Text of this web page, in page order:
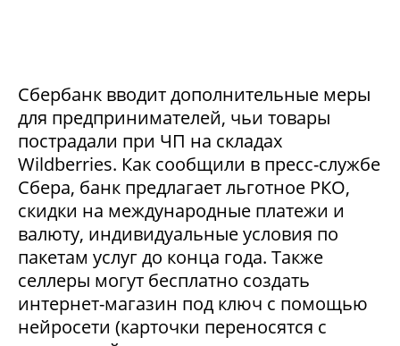
Сбербанк вводит дополнительные меры
для предпринимателей, чьи товары
пострадали при ЧП на складах
Wildberries. Как сообщили в пресс-службе
Сбера, банк предлагает льготное РКО,
скидки на международные платежи и
валюту, индивидуальные условия по
пакетам услуг до конца года. Также
селлеры могут бесплатно создать
интернет-магазин под ключ с помощью
нейросети (карточки переносятся с